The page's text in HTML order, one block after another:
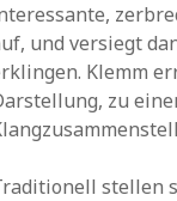
und versiegt
Klemm
zu
stellen